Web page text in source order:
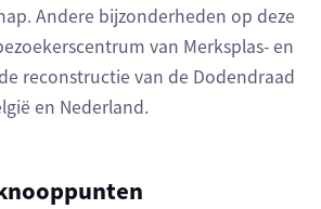
Andere bijzonderheden op deze
van Merksplas- en
reconstructie van de Dodendraad
en Nederland.